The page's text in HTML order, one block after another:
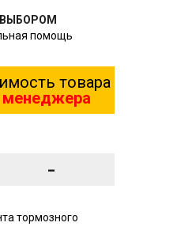
помощь
товара
менеджера
-
тормозного